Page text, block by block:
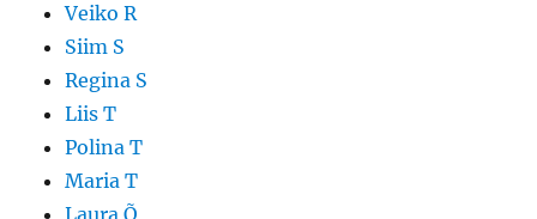
Veiko R
Siim S
Regina S
Liis T
Polina T
Maria T